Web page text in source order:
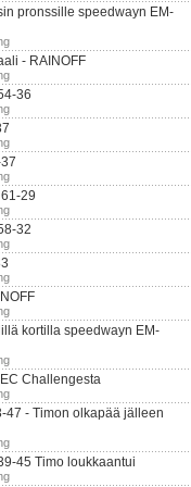
pronssille speedwayn EM-
- RAINOFF
36
29
32
kortilla speedwayn EM-
Challengesta
47 - Timon olkapää jälleen
45 Timo loukkaantui